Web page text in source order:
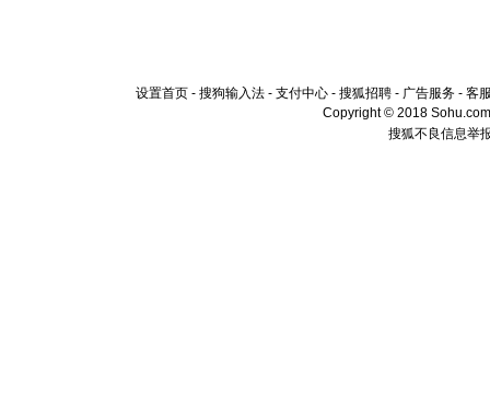
设置首页 - 搜狗输入法 - 支付中心 - 搜狐招聘 - 广告服务 - 客
Copyright © 2018
搜狐不良信息举